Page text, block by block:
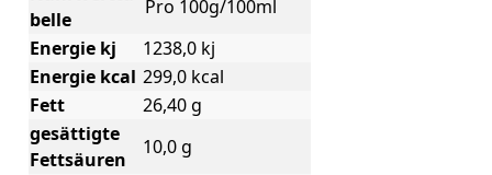
belle
Pro 100g/100ml
Energie kj
1238,0 kj
Energie kcal 299,0 kcal
Fett
26,40 g
gesättigte
Fettsäuren
10,0 g